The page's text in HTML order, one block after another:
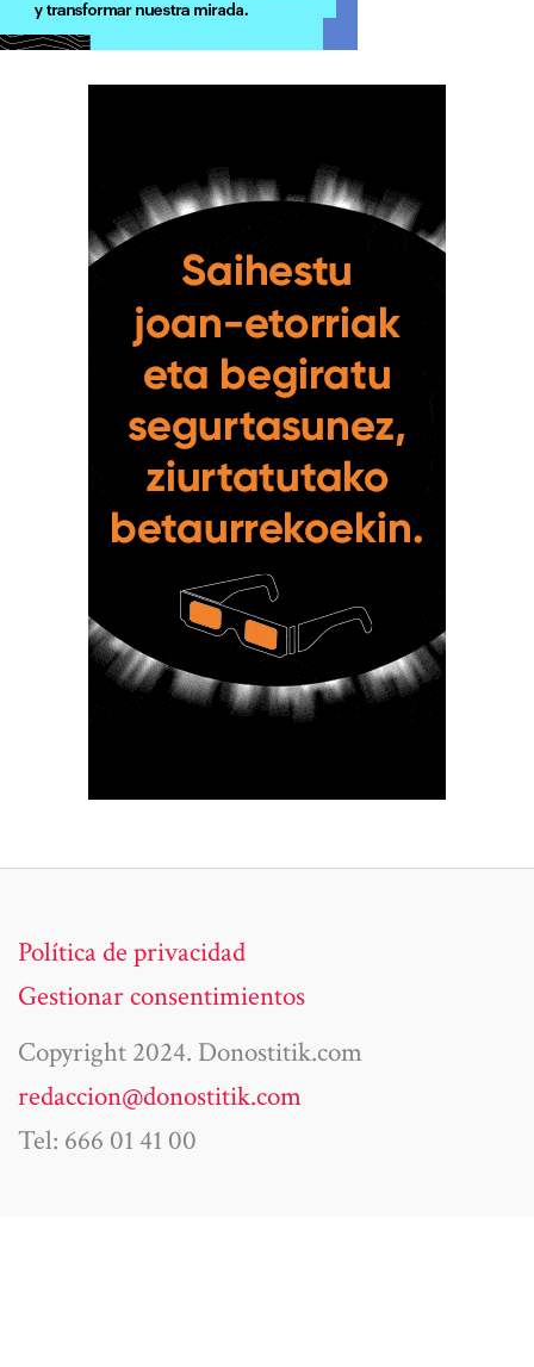
Política de privacidad
Gestionar consentimientos
Copyright 2024. Donostitik.com
redaccion@donostitik.com
Tel: 666 01 41 00